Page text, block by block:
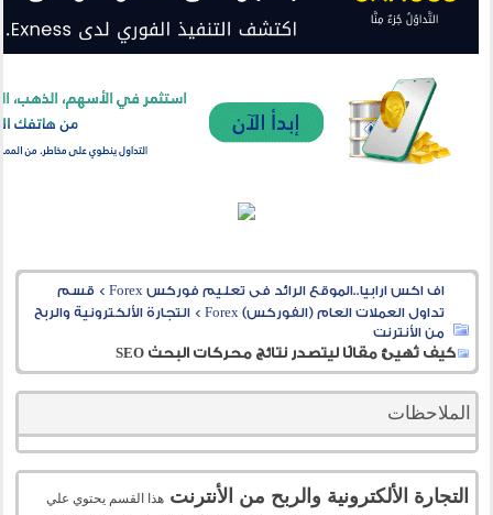
اف اكس ارابيا..الموقع الرائد فى تعليم فوركس Forex > قسم
تداول العملات العام (الفوركس) Forex
>التجارة الألكترونية والربح
من الأنترنت
كيف تُهيئ مقالًا ليتصدر نتائج محركات البحث SEO
الملاحظات
التجارة الألكترونية والربح من الأنترنت هذا القسم يحتوي علي